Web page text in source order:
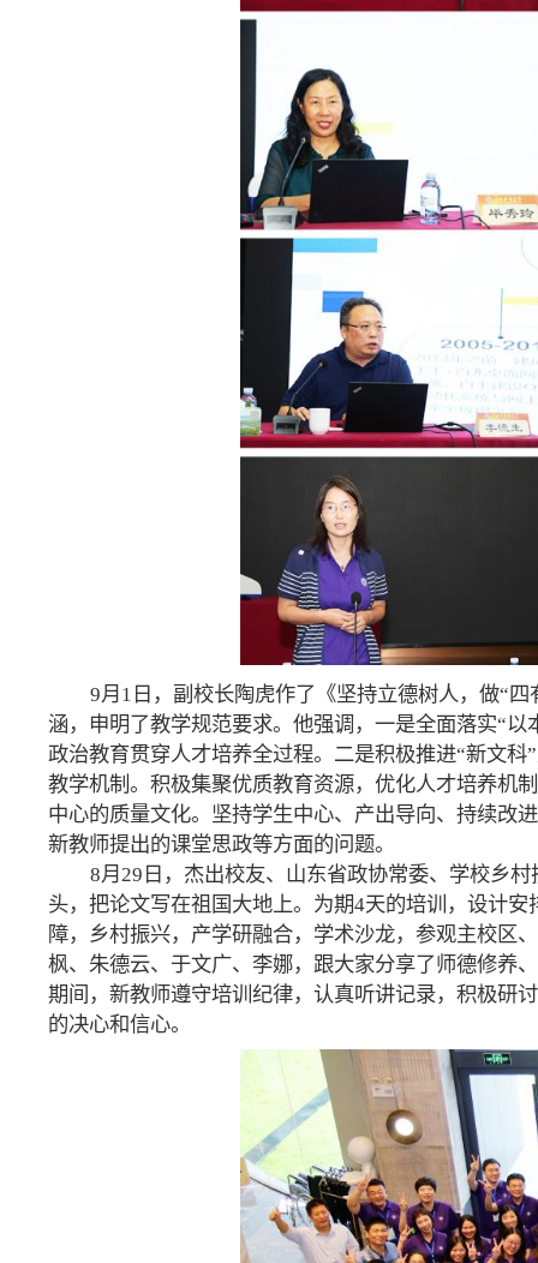
9月1日，副校长陶虎作了《坚持立德树人，做“
涵，申明了教学规范要求。他强调，一是全面落实“
政治教育贯穿人才培养全过程。二是积极推进“新文
教学机制。积极集聚优质教育资源，优化人才培养机
中心的质量文化。坚持学生中心、产出导向、持续改
新教师提出的课堂思政等方面的问题。
8月29日，杰出校友、山东省政协常委、学校乡
头，把论文写在祖国大地上。为期4天的培训，设计
障，乡村振兴，产学研融合，学术沙龙，参观主校区
枫、朱德云、于文广、李娜，跟大家分享了师德修养
期间，新教师遵守培训纪律，认真听讲记录，积极研
的决心和信心。